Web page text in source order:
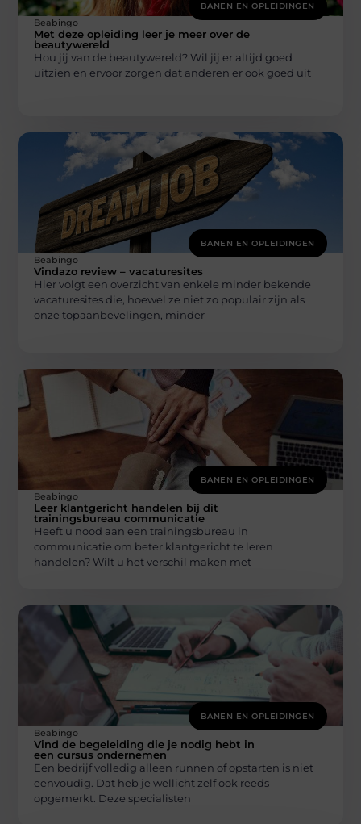
BANEN EN OPLEIDINGEN
Beabingo
Met deze opleiding leer je meer over de
beautywereld
Hou jij van de beautywereld? Wil jij er altijd goed
uitzien en ervoor zorgen dat anderen er ook goed uit
BANEN EN OPLEIDINGEN
Beabingo
Vindazo review – vacaturesites
Hier volgt een overzicht van enkele minder bekende
vacaturesites die, hoewel ze niet zo populair zijn als
onze topaanbevelingen, minder
BANEN EN OPLEIDINGEN
Beabingo
Leer klantgericht handelen bij dit
trainingsbureau communicatie
Heeft u nood aan een trainingsbureau in
communicatie om beter klantgericht te leren
handelen? Wilt u het verschil maken met
BANEN EN OPLEIDINGEN
Beabingo
Vind de begeleiding die je nodig hebt in
een cursus ondernemen
Een bedrijf volledig alleen runnen of opstarten is niet
eenvoudig. Dat heb je wellicht zelf ook reeds
opgemerkt. Deze specialisten